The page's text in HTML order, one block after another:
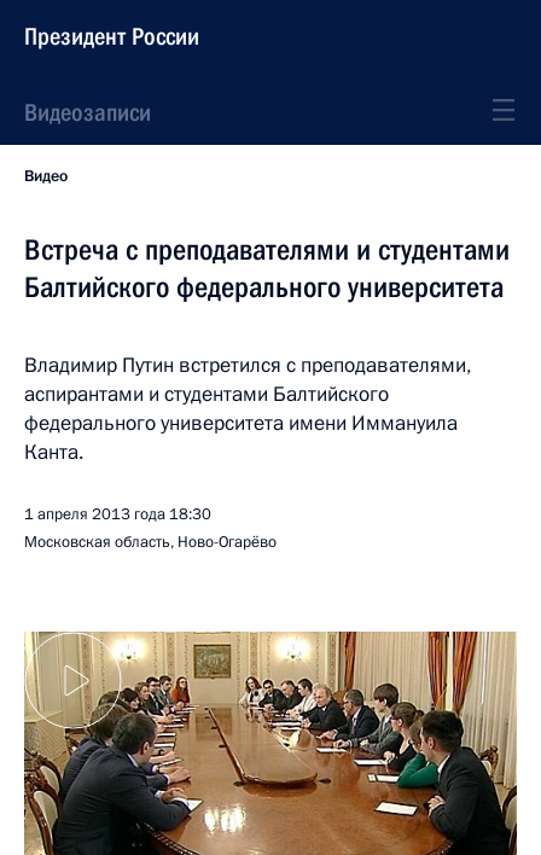
Президент России
Видеозаписи
Видео
Встреча с преподавателями и студентами
Балтийского федерального университета
Владимир Путин встретился с преподавателями,
аспирантами и студентами Балтийского
федерального университета имени Иммануила
Канта.
1 апреля 2013 года 18:30
Московская область, Ново-Огарёво